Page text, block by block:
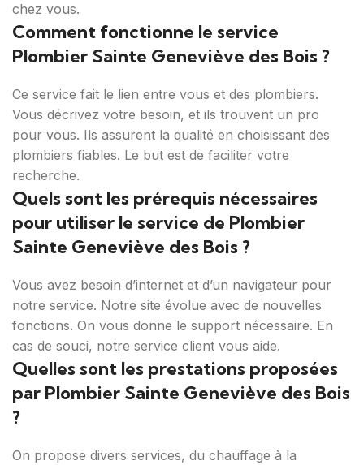
chez vous.
Comment fonctionne le service
Plombier Sainte Geneviève des Bois ?
Ce service fait le lien entre vous et des plombiers.
Vous décrivez votre besoin, et ils trouvent un pro
pour vous. Ils assurent la qualité en choisissant des
plombiers fiables. Le but est de faciliter votre
recherche.
Quels sont les prérequis nécessaires
pour utiliser le service de Plombier
Sainte Geneviève des Bois ?
Vous avez besoin d’internet et d’un navigateur pour
notre service. Notre site évolue avec de nouvelles
fonctions. On vous donne le support nécessaire. En
cas de souci, notre service client vous aide.
Quelles sont les prestations proposées
par Plombier Sainte Geneviève des Bois
?
On propose divers services, du chauffage à la